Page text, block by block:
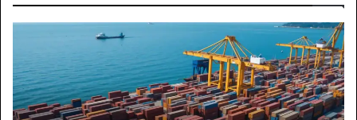
صادرات
صناعة
عمان
تتجاوز
4
مليارات